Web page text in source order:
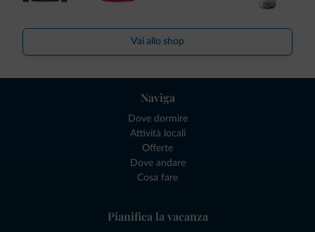
Vai allo shop
Naviga
Dove dormire
Attività locali
Offerte
Dove andare
Cosa fare
Pianifica la vacanza